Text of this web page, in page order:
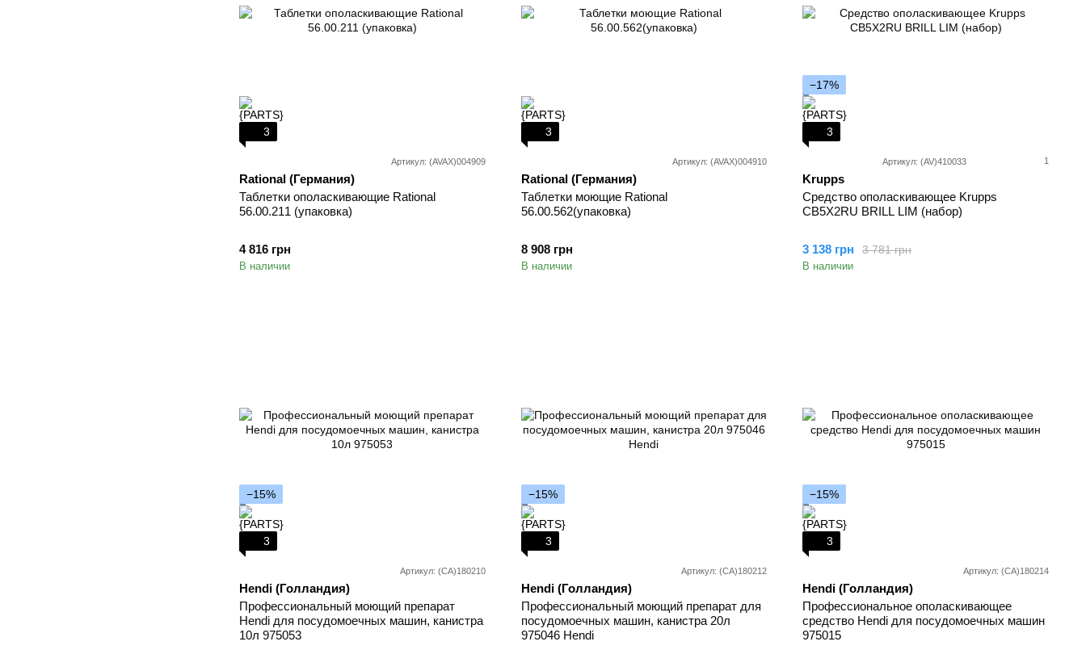
3
Артикул: (AVAX)004909
Rational (Германия)
Таблетки ополаскивающие Rational
56.00.211 (упаковка)
4 816 грн
В наличии
3
Артикул: (AVAX)004910
Rational (Германия)
Таблетки моющие Rational
56.00.562(упаковка)
8 908 грн
В наличии
−17%
3
Артикул: (AV)410033 1
Krupps
Средство ополаскивающее Krupps
CB5X2RU BRILL LIM (набор)
3 781 грн
3 138 грн
В наличии
−15%
3
Артикул: (СА)180210
Hendi (Голландия)
Профессиональный моющий препарат
Hendi для посудомоечных машин, канистра
10л 975053
−15%
3
Артикул: (СА)180212
Hendi (Голландия)
Профессиональный моющий препарат для
посудомоечных машин, канистра 20л
975046 Hendi
−15%
3
Артикул: (СА)180214
Hendi (Голландия)
Профессиональное ополаскивающее
средство Hendi для посудомоечных машин
975015